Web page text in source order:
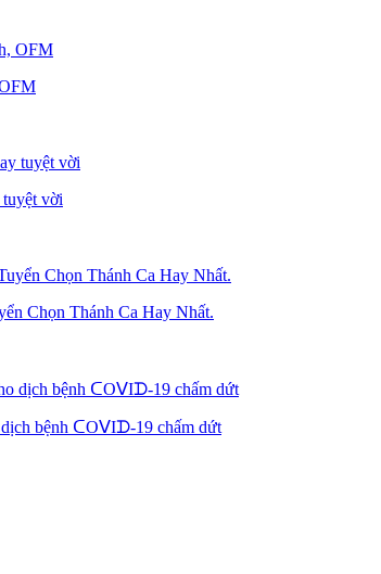
vời
Chọn Thánh Ca Hay Nhất.
dịch bệnh ᑕOᐯIᗪ-19 chấm dứt